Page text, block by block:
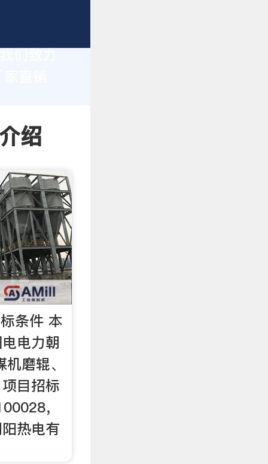
绍
条件 本
电力朝
磨辊、
目招标
，
热电有